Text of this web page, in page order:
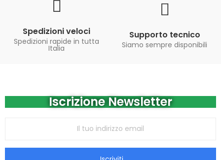
Spedizioni veloci
Spedizioni rapide in tutta
Italia
Supporto tecnico
Siamo sempre disponibili
Iscrizione Newsletter